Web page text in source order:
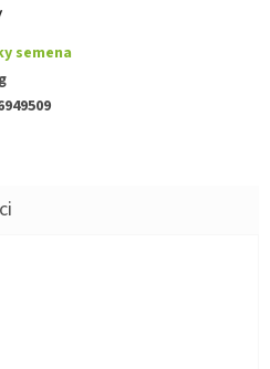
semena
je 5 z 5 hvězdiček.